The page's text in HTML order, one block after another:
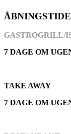
GASTROGRILL/
7 DAGE OM
TAKE AWAY
7 DAGE OM